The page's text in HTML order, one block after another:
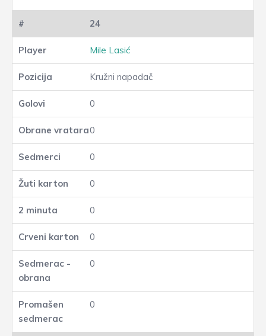
24
Mile Lasić
Kružni napadač
0
0
0
0
0
0
0
0